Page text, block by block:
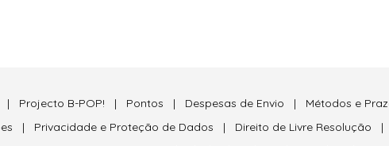
| Projecto B-POP! | Pontos | Despesas de Envio | Métodos e
| Privacidade e Proteção de Dados | Direito de Livre Resolução |